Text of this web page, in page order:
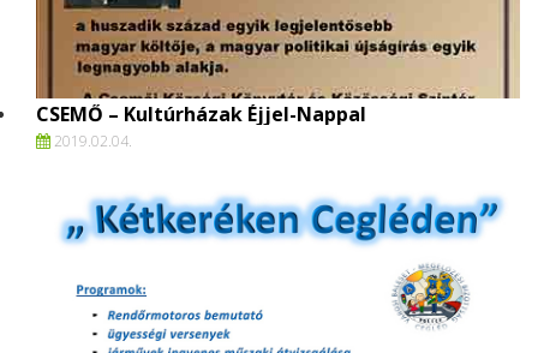
CSEMŐ – Kultúrházak Éjjel-Nappal
2019.02.04.